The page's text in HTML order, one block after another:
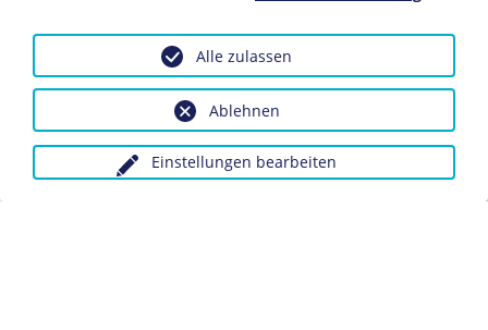
die Vereinssatzung Kommunisten und Monarchisten
explizit aus. Die Mitglieder veranstalteten
Fahnenweihen, Fackelzüge und uniformierte
Aufmärsche mit Marschmusikbegleitung. Eine
besondere Rolle spielte der ebenfalls militärisch
konnotierte Totenkult um „im Dienst“ getötete
Einstellungen bearbeiten
Ablehnen
Alle zulassen